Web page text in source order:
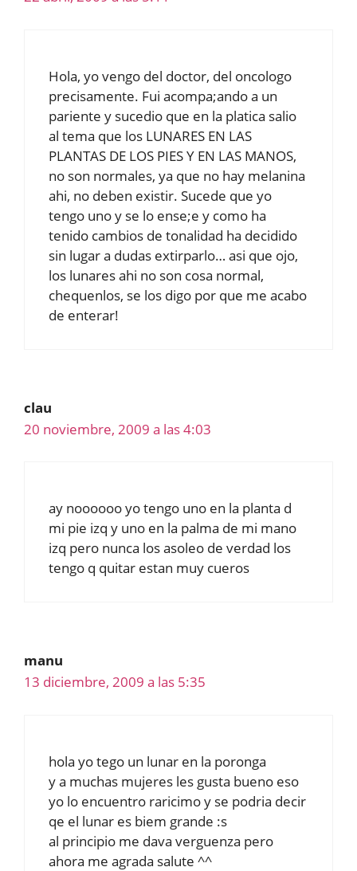
Hola, yo vengo del doctor, del oncologo
precisamente. Fui acompa;ando a un
pariente y sucedio que en la platica salio
al tema que los LUNARES EN LAS
PLANTAS DE LOS PIES Y EN LAS MANOS,
no son normales, ya que no hay melanina
ahi, no deben existir. Sucede que yo
tengo uno y se lo ense;e y como ha
tenido cambios de tonalidad ha decidido
sin lugar a dudas extirparlo… asi que ojo,
los lunares ahi no son cosa normal,
chequenlos, se los digo por que me acabo
de enterar!
clau
20 noviembre, 2009 a las 4:03
ay noooooo yo tengo uno en la planta d
mi pie izq y uno en la palma de mi mano
izq pero nunca los asoleo de verdad los
tengo q quitar estan muy cueros
manu
13 diciembre, 2009 a las 5:35
hola yo tego un lunar en la poronga
y a muchas mujeres les gusta bueno eso
yo lo encuentro raricimo y se podria decir
qe el lunar es biem grande :s
al principio me dava verguenza pero
ahora me agrada salute ^^